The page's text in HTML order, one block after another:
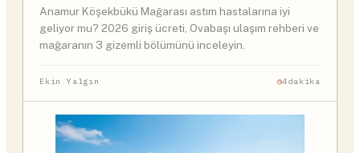
Anamur Köşekbükü Mağarası astım hastalarına iyi
geliyor mu? 2026 giriş ücreti, Ovabaşı ulaşım rehberi ve
mağaranın 3 gizemli bölümünü inceleyin.
Ekin Yalgın 4dakika